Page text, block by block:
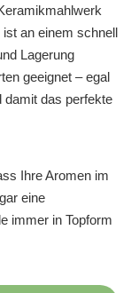
an einem schnell
Lagerung
geeignet – egal
damit das perfekte
Ihre Aromen im
eine
immer in Topform